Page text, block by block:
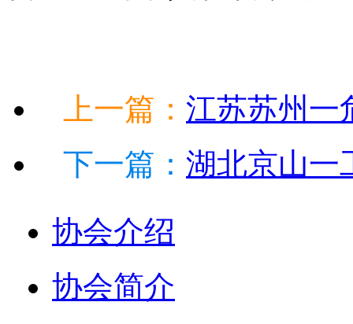
上一篇： 江苏苏州一
下一篇： 湖北京山一
协会介绍
协会简介